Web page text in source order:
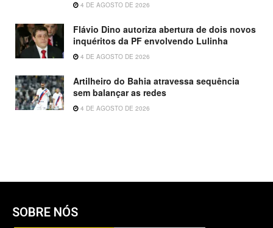
4 DE AGOSTO DE 2026
Flávio Dino autoriza abertura de dois novos
inquéritos da PF envolvendo Lulinha
4 DE AGOSTO DE 2026
Artilheiro do Bahia atravessa sequência
sem balançar as redes
4 DE AGOSTO DE 2026
SOBRE NÓS